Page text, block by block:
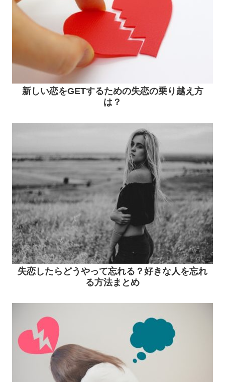
新しい恋をGETするための失恋の乗り越え方
は？
失恋したらどうやって忘れる？好きな人を忘れ
る方法まとめ